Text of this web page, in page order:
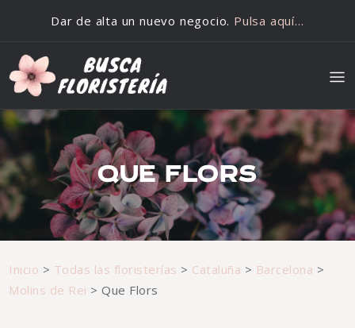
Dar de alta un nuevo negocio. Pulsa aquí…
QUE FLORS
Inicio > Todas las floristerías > Cataluña > Barcelona >
Molins de Rei >Que Flors